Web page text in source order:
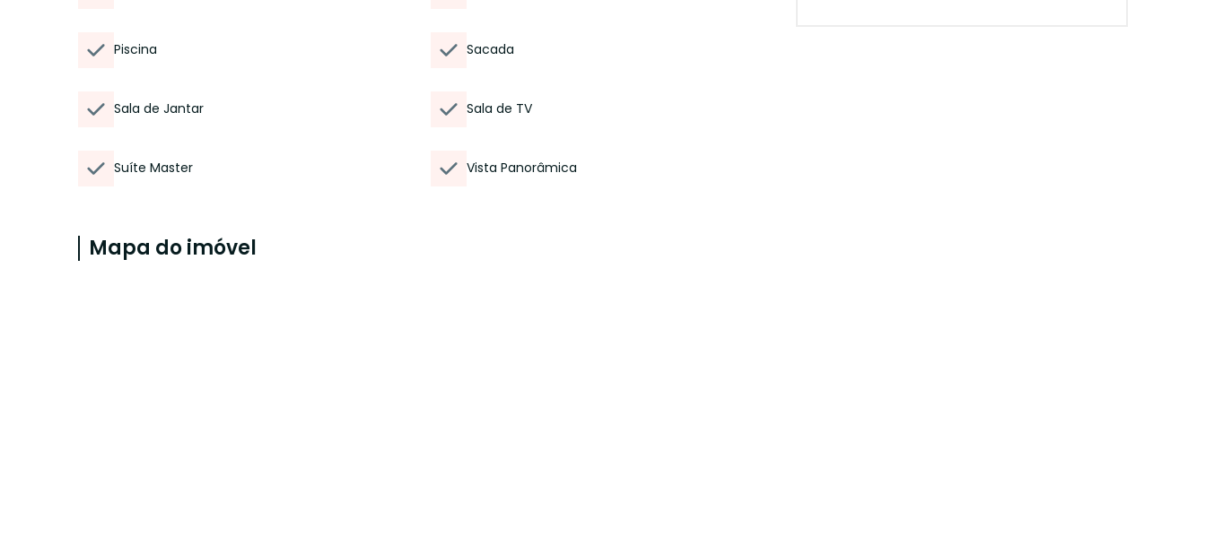
Piscina Sacada
Sala de Jantar Sala de TV
Suíte Master Vista Panorâmica
Mapa do imóvel